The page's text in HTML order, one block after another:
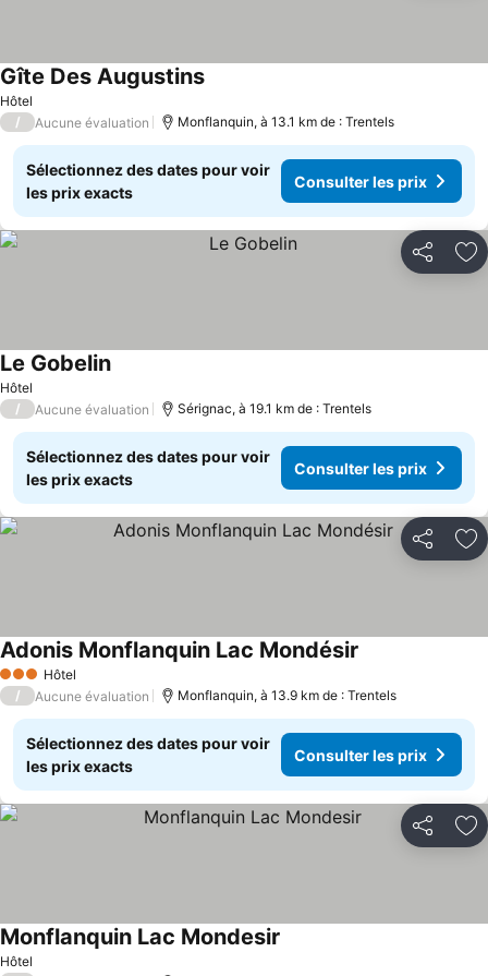
Hôtel
Gîte Des Augustins
/ Aucune évaluation Monflanquin, à 13.1 km de : Trentels
Sélectionnez des dates pour voir
les prix exacts
Consulter les prix
Partager
Hôtel
Le Gobelin
/ Aucune évaluation Sérignac, à 19.1 km de : Trentels
Sélectionnez des dates pour voir
les prix exacts
Consulter les prix
Partager
3 ÉtoilesHôtel
Adonis Monflanquin Lac Mondésir
/ Aucune évaluation Monflanquin, à 13.9 km de : Trentels
Sélectionnez des dates pour voir
les prix exacts
Consulter les prix
Partager
Hôtel
Monflanquin Lac Mondesir